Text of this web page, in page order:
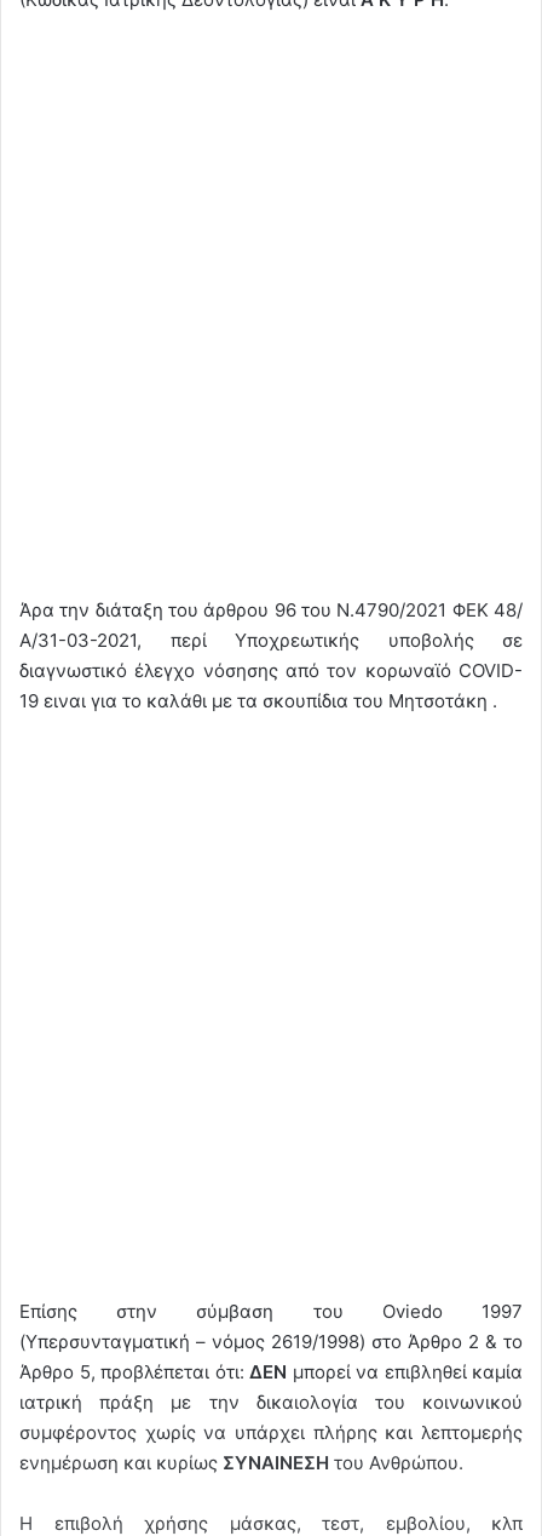
Άρα την διάταξη του άρθρου 96 του Ν.4790/2021 ΦΕΚ 48/
Α/31-03-2021, περί Υποχρεωτικής υποβολής σε
διαγνωστικό έλεγχο νόσησης από τον κορωναϊό COVID-
19 ειναι για το καλάθι με τα σκουπίδια του Μητσοτάκη .
Επίσης στην σύμβαση του Oviedo 1997
(Υπερσυνταγματική – νόμος 2619/1998) στο Άρθρο 2 & το
Άρθρο 5, προβλέπεται ότι: ΔΕΝ μπορεί να επιβληθεί καμία
ιατρική πράξη με την δικαιολογία του κοινωνικού
συμφέροντος χωρίς να υπάρχει πλήρης και λεπτομερής
ενημέρωση και κυρίως ΣΥΝΑΙΝΕΣΗ του Ανθρώπου.
Η επιβολή χρήσης μάσκας, τεστ, εμβολίου, κλπ